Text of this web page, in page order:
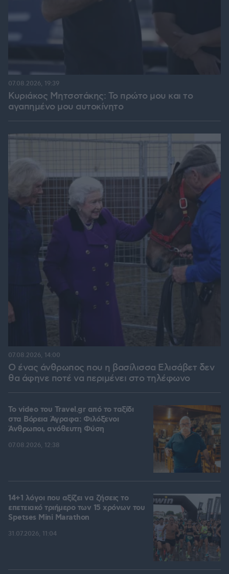
Κυριάκος Μητσοτάκης: Το πρώτο μου και το
αγαπημένο μου αυτοκίνητο
07.08.2026, 19:39
Ο ένας άνθρωπος που η βασίλισσα Ελισάβετ δεν
θα άφηνε ποτέ να περιμένει στο τηλέφωνο
07.08.2026, 14:00
To video του Travel.gr από το ταξίδι
στα Βόρεια Άγραφα: Φιλόξενοι
Άνθρωποι, ανόθευτη Φύση
07.08.2026, 12:38
14+1 λόγοι που αξίζει να ζήσεις το
επετειακό τριήμερο των 15 χρόνων του
Spetses Mini Marathon
31.07.2026, 11:04